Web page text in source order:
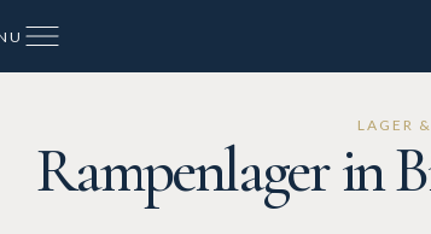
LAGER
Rampenlager in